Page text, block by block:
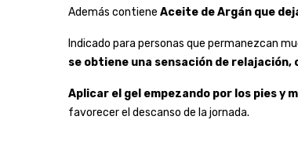
Además contiene Aceite de Argán que
Indicado para personas que permanezcan
se obtiene una sensación de
Aplicar el gel empezando por los pies y
favorecer el descanso de la jornada.